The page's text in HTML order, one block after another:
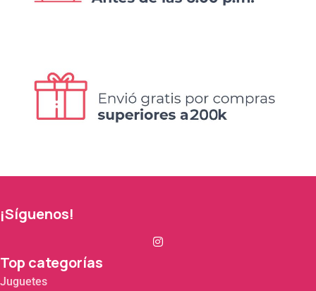
¡Síguenos!
Top categorías
Juguetes